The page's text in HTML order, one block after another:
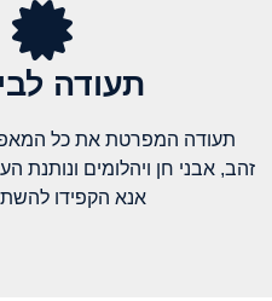
תעודה
תעודה המפרטת את כל
זהב, אבני חן ויהלומים ונותנת
אנא הקפידו